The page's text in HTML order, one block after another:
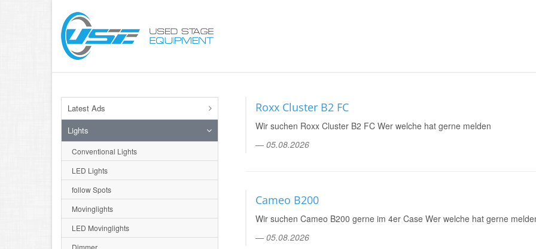
Latest Ads
Lights
Conventional Lights
LED Lights
follow Spots
Movinglights
LED Movinglights
Dimmer
Roxx Cluster B2 FC
Wir suchen Roxx Cluster B2 FC Wer welche hat gerne melden
05.08.2026
Cameo B200
Wir suchen Cameo B200 gerne im 4er Case Wer welche hat gerne
05.08.2026